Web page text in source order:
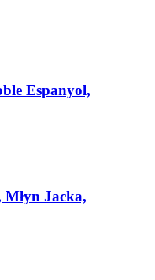
Espanyol,
Jacka,